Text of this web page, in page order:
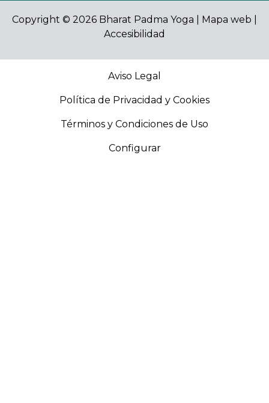
Copyright © 2026 Bharat Padma Yoga | Mapa web
Accesibilidad
Aviso Legal
Política de Privacidad y Cookies
Términos y Condiciones de Uso
Configurar